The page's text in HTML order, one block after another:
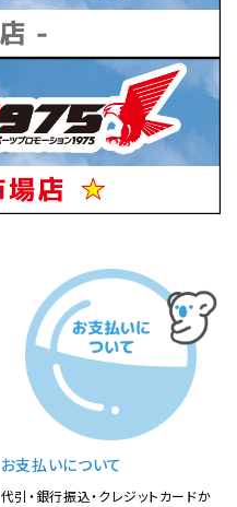
お支払いについて
代引・銀行振込・クレジットカードか